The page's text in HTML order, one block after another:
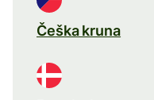
Češka kruna